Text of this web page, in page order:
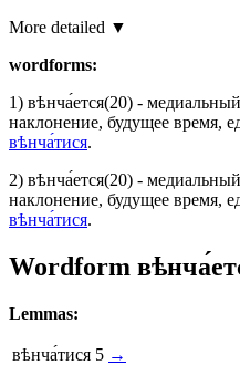
More detailed ▼
wordforms:
1) вѣнча́ется(20) - медиальный
наклонение, будущее время,
вѣнча́тися.
2) вѣнча́ется(20) - медиальный
наклонение, будущее время,
вѣнча́тися.
Wordform
Lemmas:
вѣнча́тися 5 →